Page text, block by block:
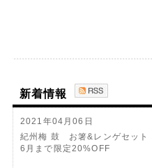
新着情報
2021年04月06日
紀州梅 鼓 お箸&レンゲセット
6月まで限定20%OFF